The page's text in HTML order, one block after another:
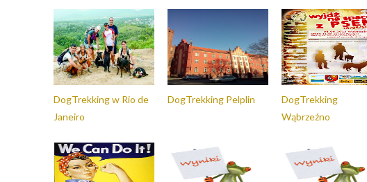
DogTrekking w Rio de
Janeiro
DogTrekking Pelplin
DogTrekking
Wąbrzeźno